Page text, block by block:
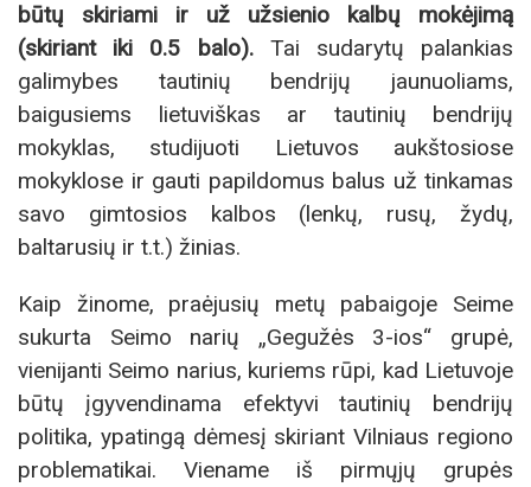
būtų skiriami ir už užsienio kalbų mokėjimą
(skiriant iki 0.5 balo).Tai sudarytų palankias
galimybes tautinių bendrijų jaunuoliams,
baigusiems lietuviškas ar tautinių bendrijų
mokyklas, studijuoti Lietuvos aukštosiose
mokyklose ir gauti papildomus balus už tinkamas
savo gimtosios kalbos (lenkų, rusų, žydų,
baltarusių ir t.t.) žinias.
Kaip žinome, praėjusių metų pabaigoje Seime
sukurta Seimo narių „Gegužės 3-ios“ grupė,
vienijanti Seimo narius, kuriems rūpi, kad Lietuvoje
būtų įgyvendinama efektyvi tautinių bendrijų
politika, ypatingą dėmesį skiriant Vilniaus regiono
problematikai. Viename iš pirmųjų grupės